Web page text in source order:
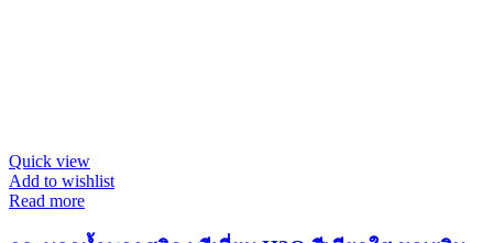
Quick view
Add to wishlist
Read more